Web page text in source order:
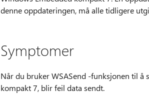
denne oppdateringen, må alle tidligere
Symptomer
Når du bruker WSASend -funksjonen til å
kompakt 7, blir feil data sendt.